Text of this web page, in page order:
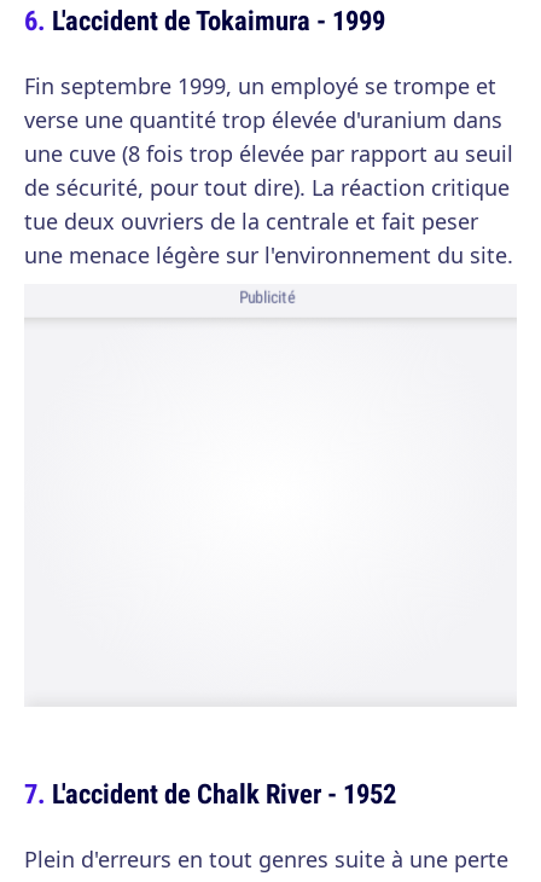
L'accident de Tokaimura - 1999
Fin septembre 1999, un employé se trompe et
verse une quantité trop élevée d'uranium dans
une cuve (8 fois trop élevée par rapport au seuil
de sécurité, pour tout dire). La réaction critique
tue deux ouvriers de la centrale et fait peser
une menace légère sur l'environnement du site.
Publicité
L'accident de Chalk River - 1952
Plein d'erreurs en tout genres suite à une perte